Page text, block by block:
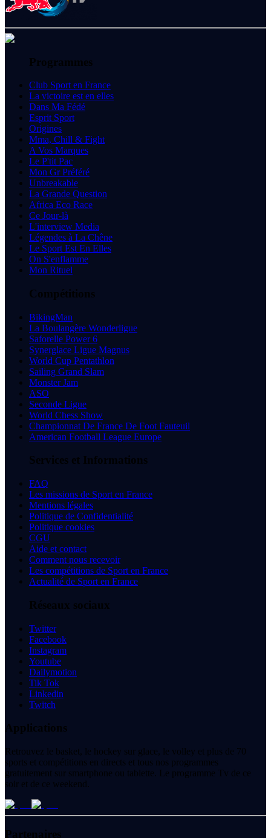
Programmes
Club Sport en France
La victoire est en elles
Dans Ma Fédé
Esprit Sport
Origines
Mma, Chill & Fight
A Vos Marques
Le P'tit Pac
Mon Gr Préféré
Unbreakable
La Grande Question
Africa Eco Race
Ce Jour-là
L'interview Media
Légendes à La Chêne
Le Sport Est En Elles
On S'enflamme
Mon Rituel
Compétitions
BikingMan
La Boulangère Wonderligue
Saforelle Power 6
Synerglace Ligue Magnus
World Cup Pentathlon
Sailing Grand Slam
Monster Jam
ASO
Seconde Ligue
World Chess Show
Championnat De France De Foot Fauteuil
American Football League Europe
Services et Informations
FAQ
Les missions de Sport en France
Mentions légales
Politique de Confidentialité
Politique cookies
CGU
Aide et contact
Comment nous recevoir
Les compétitions de Sport en France
Actualité de Sport en France
Réseaux sociaux
Twitter
Facebook
Instagram
Youtube
Dailymotion
Tik Tok
Linkedin
Twitch
Applications
Retrouvez le basket, le hockey sur glace, le volley et plus de 70
sports et compétitions en directs et tous nos programmes
gratuitement sur smartphone ou tablette. Le programme Tv de ce
soir et de ce weekend.
Partenaires